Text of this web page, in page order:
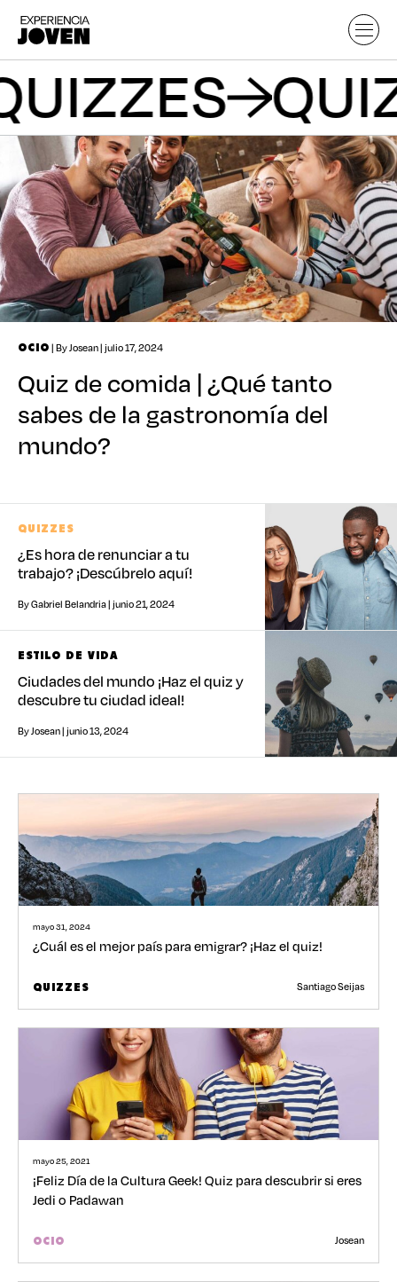
QUIZZES
OCIO | By Josean | julio 17, 2024
Quiz de comida | ¿Qué tanto
sabes de la gastronomía del
mundo?
QUIZZES
¿Es hora de renunciar a tu
trabajo? ¡Descúbrelo aquí!
By Gabriel Belandria | junio 21, 2024
ESTILO DE VIDA
Ciudades del mundo ¡Haz el quiz y
descubre tu ciudad ideal!
By Josean | junio 13, 2024
mayo 31, 2024
¿Cuál es el mejor país para emigrar? ¡Haz el quiz!
QUIZZES Santiago Seijas
mayo 25, 2021
¡Feliz Día de la Cultura Geek! Quiz para descubrir si eres
Jedi o Padawan
OCIO Josean